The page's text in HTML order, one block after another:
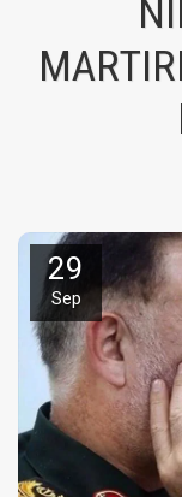
29
Sep